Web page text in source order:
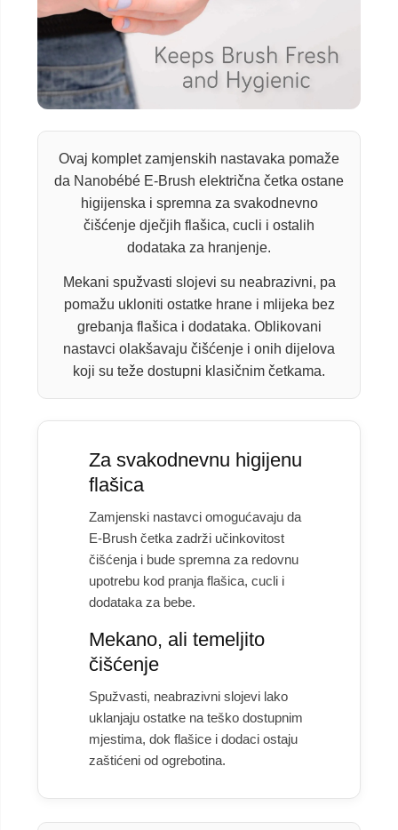
Ovaj komplet zamjenskih nastavaka pomaže
da Nanobébé E-Brush električna četka ostane
higijenska i spremna za svakodnevno
čišćenje dječjih flašica, cucli i ostalih
dodataka za hranjenje.
Mekani spužvasti slojevi su neabrazivni, pa
pomažu ukloniti ostatke hrane i mlijeka bez
grebanja flašica i dodataka. Oblikovani
nastavci olakšavaju čišćenje i onih dijelova
koji su teže dostupni klasičnim četkama.
Za svakodnevnu higijenu
flašica
Zamjenski nastavci omogućavaju da
E-Brush četka zadrži učinkovitost
čišćenja i bude spremna za redovnu
upotrebu kod pranja flašica, cucli i
dodataka za bebe.
Mekano, ali temeljito
čišćenje
Spužvasti, neabrazivni slojevi lako
uklanjaju ostatke na teško dostupnim
mjestima, dok flašice i dodaci ostaju
zaštićeni od ogrebotina.